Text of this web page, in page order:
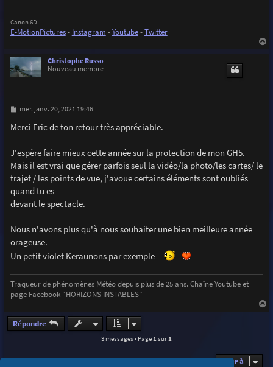
Canon 6D
E-MotionPictures- Instagram -Youtube-Twitter
Christophe Russo
Nouveau membre
M
s
s
e
mer. janv. 20, 2021 19:46
Merci Eric de ton retour très appréciable.
J'espère faire mieux cette année sur la protection de mon GH5.
Mais il est vrai que gérer parfois seul la vidéo/la photo/les cartes/ le
trajet / les points de vue, j'avoue certains éléments sont oubliés
quand tu es
devant le spectacle.
Nous n'avons plus qu'à nous souhaiter une bien meilleure année
orageuse.
Un petit violet Keraunons par exemple
Traqueur de phénomènes Météo depuis plus de 25 ans. Chaîne Youtube et
page Facebook "HORIZONS INSTABLES"
a
Répondre
3 messages • Page1sur1
Aller à